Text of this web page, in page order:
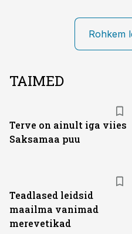
Rohkem
TAIMED
Terve on ainult iga viies
Saksamaa puu
Teadlased leidsid
maailma vanimad
merevetikad